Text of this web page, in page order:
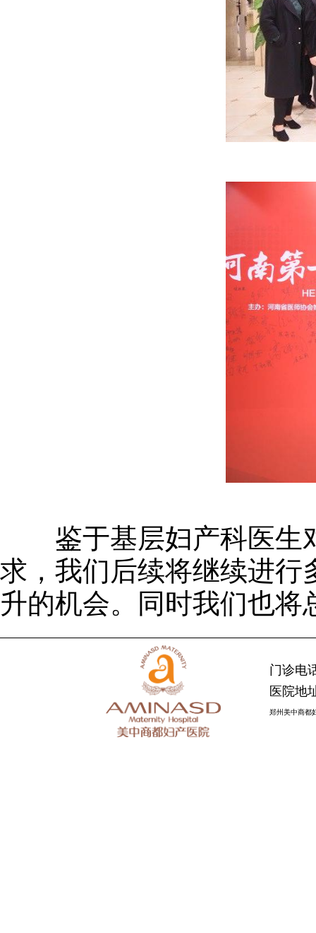
鉴于基层妇产科医生
求，我们后续将继续进行
升的机会。同时我们也
门诊电
医院地
郑州美中商都